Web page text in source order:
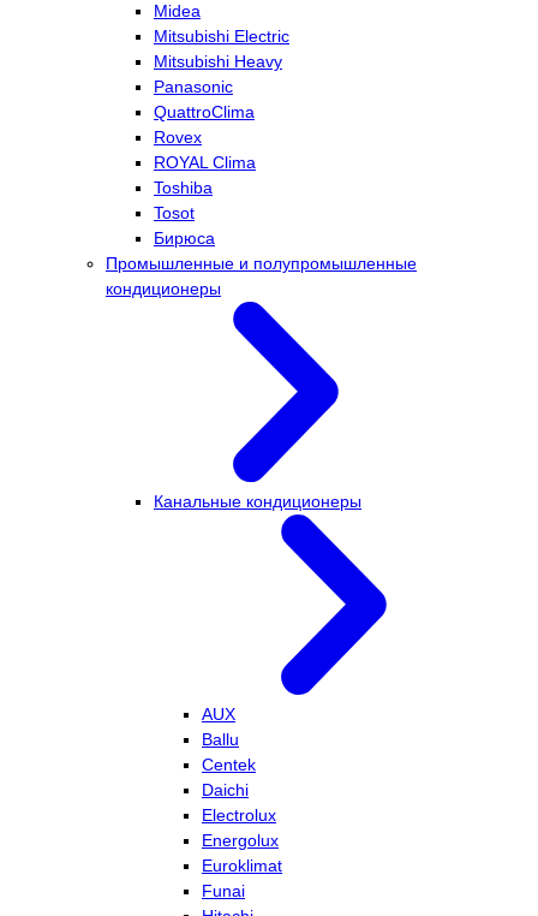
Midea
Mitsubishi Electric
Mitsubishi Heavy
Panasonic
QuattroClima
Rovex
ROYAL Clima
Toshiba
Tosot
Бирюса
Промышленные и полупромышленные
кондиционеры
Канальные кондиционеры
AUX
Ballu
Centek
Daichi
Electrolux
Energolux
Euroklimat
Funai